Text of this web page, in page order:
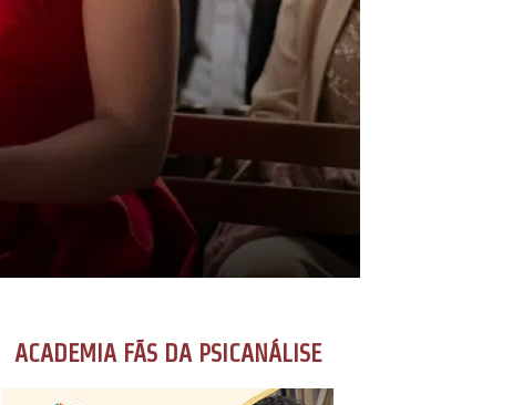
ACADEMIA FÃS DA PSICANÁLISE